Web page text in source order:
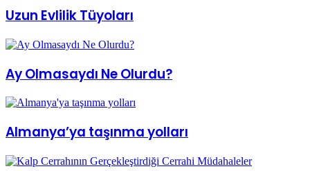
Uzun Evlilik Tüyoları
Ay Olmasaydı Ne Olurdu?
Almanya’ya taşınma yolları